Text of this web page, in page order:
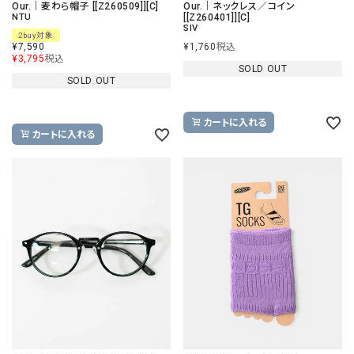
Our.｜麦わら帽子 [[Z260509]][C]
NTU
2buy対象
¥7,590
¥3,795税込
SOLD OUT
カートに入れる
Our.｜ネックレス／コイン
[[Z260401]][C]
SIV
¥1,760税込
SOLD OUT
カートに入れる